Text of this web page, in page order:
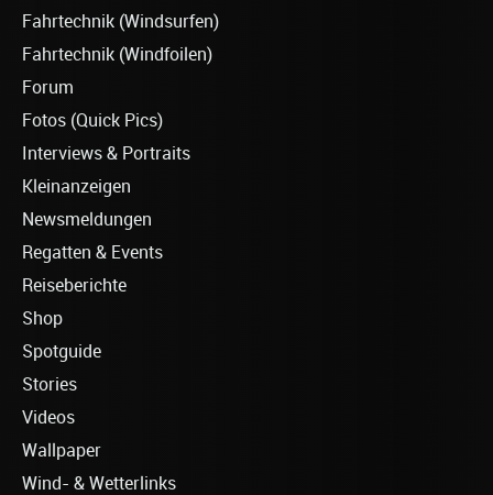
Fahrtechnik (Windsurfen)
Fahrtechnik (Windfoilen)
Forum
Fotos (Quick Pics)
Interviews & Portraits
Kleinanzeigen
Newsmeldungen
Regatten & Events
Reiseberichte
Shop
Spotguide
Stories
Videos
Wallpaper
Wind- & Wetterlinks